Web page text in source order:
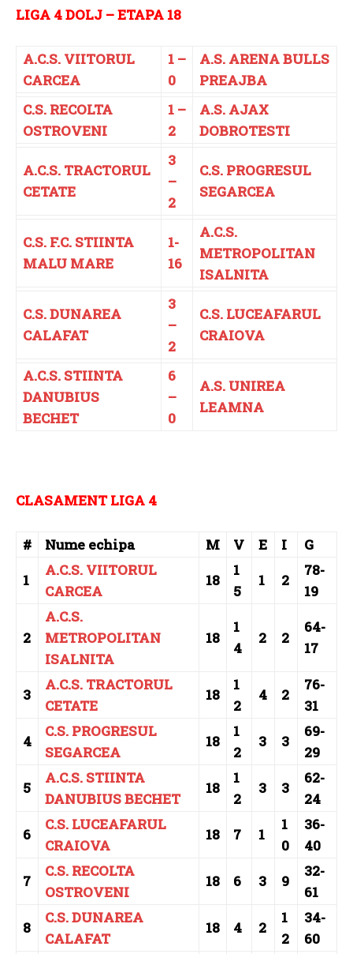
LIGA 4 DOLJ – ETAPA 18
A.C.S. VIITORUL
CARCEA
1 –
0
A.S. ARENA BULLS
PREAJBA
C.S. RECOLTA
OSTROVENI
1 –
2
A.S. AJAX
DOBROTESTI
A.C.S. TRACTORUL
CETATE
3
–
2
C.S. PROGRESUL
SEGARCEA
C.S. F.C. STIINTA
MALU MARE
1-
16
A.C.S.
METROPOLITAN
ISALNITA
C.S. DUNAREA
CALAFAT
3
–
2
C.S. LUCEAFARUL
CRAIOVA
A.C.S. STIINTA
DANUBIUS
BECHET
6
–
0
A.S. UNIREA
LEAMNA
CLASAMENT LIGA 4
# Nume echipa M V E I
G
1
A.C.S. VIITORUL
CARCEA
18
1
5
1 2
78-
19
2
A.C.S.
METROPOLITAN
ISALNITA
18
1
4
2 2
64-
17
3
A.C.S. TRACTORUL
CETATE
18
1
2
4 2
76-
31
4
C.S. PROGRESUL
SEGARCEA
18
1
2
3 3
69-
29
5
A.C.S. STIINTA
DANUBIUS BECHET
18
1
2
3 3
62-
24
6
C.S. LUCEAFARUL
CRAIOVA
18 7 1
1
0
36-
40
7
C.S. RECOLTA
OSTROVENI
18 6 3 9
32-
61
8
C.S. DUNAREA
CALAFAT
18 4 2
1
2
34-
60